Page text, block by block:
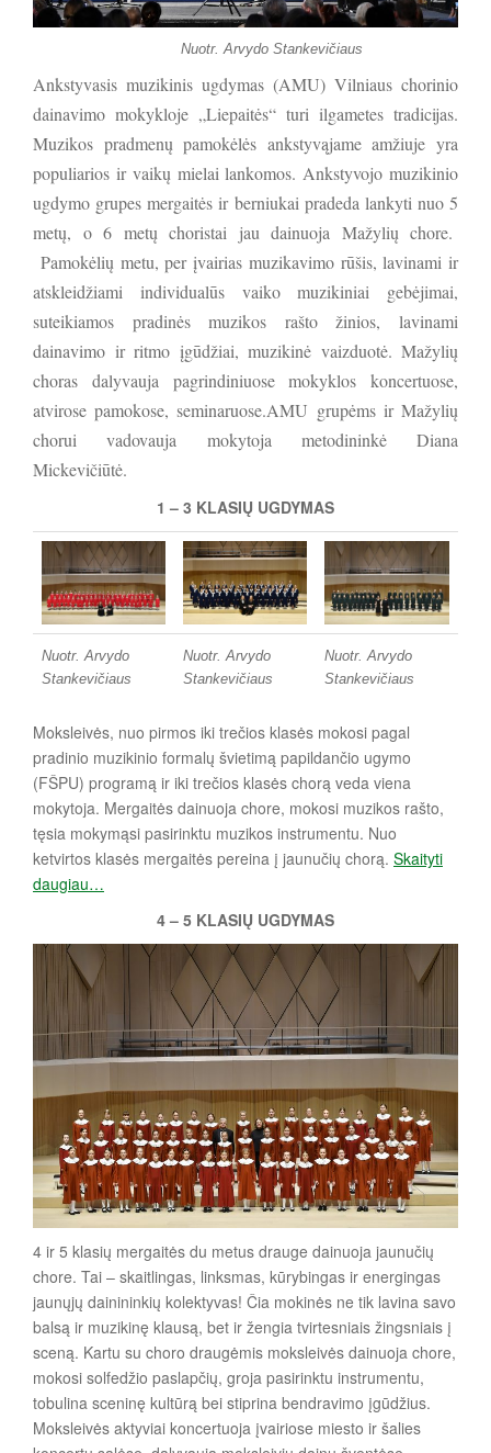
Nuotr. Arvydo Stankevičiaus
Ankstyvasis muzikinis ugdymas (AMU) Vilniaus chorinio
dainavimo mokykloje „Liepaitės“ turi ilgametes tradicijas.
Muzikos pradmenų pamokėlės ankstyvąjame amžiuje yra
populiarios ir vaikų mielai lankomos. Ankstyvojo muzikinio
ugdymo grupes mergaitės ir berniukai pradeda lankyti nuo 5
metų, o 6 metų choristai jau dainuoja Mažylių chore.
Pamokėlių metu, per įvairias muzikavimo rūšis, lavinami ir
atskleidžiami individualūs vaiko muzikiniai gebėjimai,
suteikiamos pradinės muzikos rašto žinios, lavinami
dainavimo ir ritmo įgūdžiai, muzikinė vaizduotė. Mažylių
choras dalyvauja pagrindiniuose mokyklos koncertuose,
atvirose pamokose, seminaruose.AMU grupėms ir Mažylių
chorui vadovauja mokytoja metodininkė Diana
Mickevičiūtė.
1 – 3 KLASIŲ UGDYMAS
Nuotr. Arvydo
Stankevičiaus
Nuotr. Arvydo
Stankevičiaus
Nuotr. Arvydo
Stankevičiaus
Moksleivės, nuo pirmos iki trečios klasės mokosi pagal
pradinio muzikinio formalų švietimą papildančio ugymo
(FŠPU) programą ir iki trečios klasės chorą veda viena
mokytoja. Mergaitės dainuoja chore, mokosi muzikos rašto,
tęsia mokymąsi pasirinktu muzikos instrumentu. Nuo
ketvirtos klasės mergaitės pereina į jaunučių chorą. Skaityti
daugiau…
4 – 5 KLASIŲ UGDYMAS
4 ir 5 klasių mergaitės du metus drauge dainuoja jaunučių
chore. Tai – skaitlingas, linksmas, kūrybingas ir energingas
jaunųjų dainininkių kolektyvas! Čia mokinės ne tik lavina savo
balsą ir muzikinę klausą, bet ir žengia tvirtesniais žingsniais į
sceną. Kartu su choro draugėmis moksleivės dainuoja chore,
mokosi solfedžio paslapčių, groja pasirinktu instrumentu,
tobulina sceninę kultūrą bei stiprina bendravimo įgūdžius.
Moksleivės aktyviai koncertuoja įvairiose miesto ir šalies